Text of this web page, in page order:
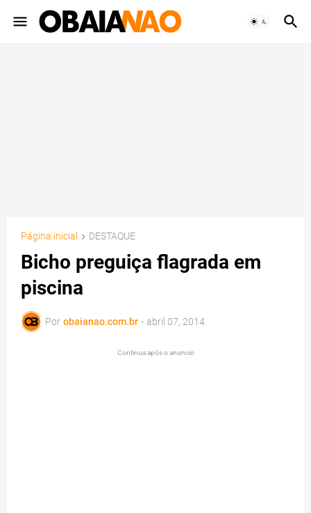
Página inicial DESTAQUE
Bicho preguiça flagrada em
piscina
Por obaianao.com.br - abril 07, 2014
Continua após o anuncio